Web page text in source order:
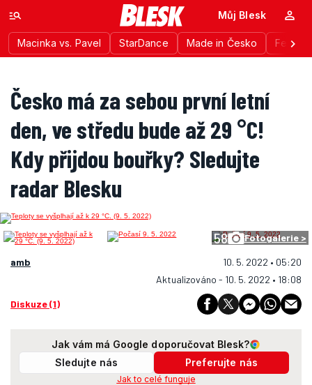
Macinka vs. Pavel StarDance Made in Česko
Můj Blesk
Česko má za sebou první letní
den, ve středu bude až 29 °C!
Kdy přijdou bouřky? Sledujte
radar Blesku
58 Fotogalerie >
amb
10. 5. 2022 • 05:20
Aktualizováno - 10. 5. 2022 • 18:08
Diskuze (1)
Jak vám má Google doporučovat Blesk?
Sledujte nás
Preferujte nás
Jak to celé funguje